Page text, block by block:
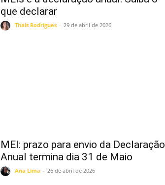
que declarar
Thais Rodrigues - 29 de abril de 2026
MEI: prazo para envio da Declaração
Anual termina dia 31 de Maio
Ana Lima - 26 de abril de 2026